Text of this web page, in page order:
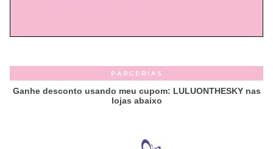
PARCERIAS
Ganhe desconto usando meu cupom: LULUONTHESKY nas
lojas abaixo